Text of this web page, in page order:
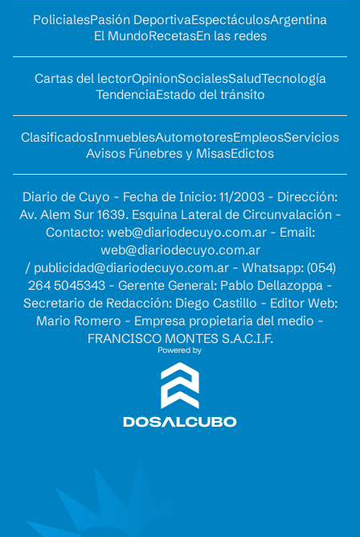
PolicialesPasión DeportivaEspectáculosArgentina
El MundoRecetasEn las redes
Cartas del lectorOpinionSocialesSaludTecnología
TendenciaEstado del tránsito
ClasificadosInmueblesAutomotoresEmpleosServicios
Avisos Fúnebres y MisasEdictos
Diario de Cuyo - Fecha de Inicio: 11/2003 - Dirección:
Av. Alem Sur 1639. Esquina Lateral de Circunvalación -
Contacto: web@diariodecuyo.com.ar- Email:
web@diariodecuyo.com.ar
/ publicidad@diariodecuyo.com.ar- Whatsapp: (054)
264 5045343 - Gerente General: Pablo Dellazoppa -
Secretario de Redacción: Diego Castillo - Editor Web:
Mario Romero - Empresa propietaria del medio -
FRANCISCO MONTES S.A.C.I.F.